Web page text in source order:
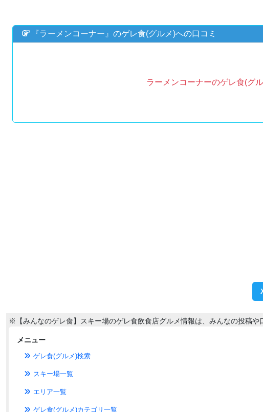
『ラーメンコーナー』のゲレ食(グルメ)への口コミ
ラーメンコーナーのゲレ食(グ
※【みんなのゲレ食】スキー場のゲレ食飲食店グルメ情報は、みんなの投稿や
メニュー
ゲレ食(グルメ)検索
スキー場一覧
エリア一覧
ゲレ食(グルメ)カテゴリ一覧